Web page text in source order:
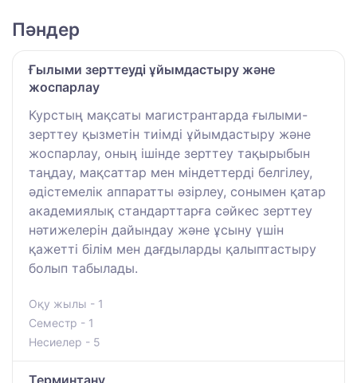
Пәндер
Ғылыми зерттеуді ұйымдастыру және
жоспарлау
Курстың мақсаты магистрантарда ғылыми-
зерттеу қызметін тиімді ұйымдастыру және
жоспарлау, оның ішінде зерттеу тақырыбын
таңдау, мақсаттар мен міндеттерді белгілеу,
әдістемелік аппаратты әзірлеу, сонымен қатар
академиялық стандарттарға сәйкес зерттеу
нәтижелерін дайындау және ұсыну үшін
қажетті білім мен дағдыларды қалыптастыру
болып табылады.
Оқу жылы - 1
Семестр - 1
Несиелер - 5